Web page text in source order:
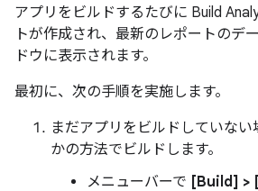
アプリをビルドするたびに Build
トが作成され、最新のレポートのデ
ドウに表示されます。
最初に、次の手順を実施します。
まだアプリをビルドしていな
かの方法でビルドします。
メニューバーで [Build] >